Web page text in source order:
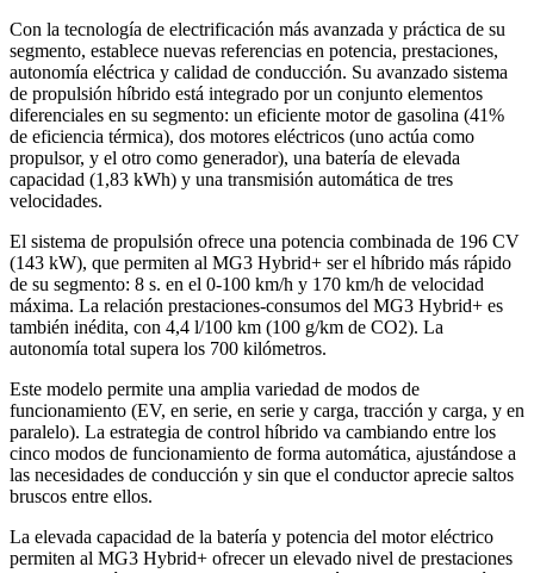
Con la tecnología de electrificación más avanzada y práctica de su
segmento, establece nuevas referencias en potencia, prestaciones,
autonomía eléctrica y calidad de conducción. Su avanzado sistema
de propulsión híbrido está integrado por un conjunto elementos
diferenciales en su segmento: un eficiente motor de gasolina (41%
de eficiencia térmica), dos motores eléctricos (uno actúa como
propulsor, y el otro como generador), una batería de elevada
capacidad (1,83 kWh) y una transmisión automática de tres
velocidades.
El sistema de propulsión ofrece una potencia combinada de 196 CV
(143 kW), que permiten al MG3 Hybrid+ ser el híbrido más rápido
de su segmento: 8 s. en el 0-100 km/h y 170 km/h de velocidad
máxima. La relación prestaciones-consumos del MG3 Hybrid+ es
también inédita, con 4,4 l/100 km (100 g/km de CO2). La
autonomía total supera los 700 kilómetros.
Este modelo permite una amplia variedad de modos de
funcionamiento (EV, en serie, en serie y carga, tracción y carga, y en
paralelo). La estrategia de control híbrido va cambiando entre los
cinco modos de funcionamiento de forma automática, ajustándose a
las necesidades de conducción y sin que el conductor aprecie saltos
bruscos entre ellos.
La elevada capacidad de la batería y potencia del motor eléctrico
permiten al MG3 Hybrid+ ofrecer un elevado nivel de prestaciones